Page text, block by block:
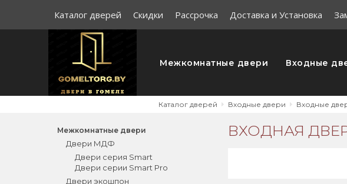
Каталог дверей Скидки Рассрочка Доставка и Установка
Межкомнатные двери Входные
Каталог дверей Входные двери Входные
Межкомнатные двери
Двери МДФ
Двери серия Smart
Двери серии Smart Pro
Двери экошпон
ВХОДНАЯ